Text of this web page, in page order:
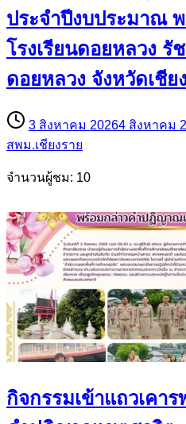
ประจำปีงบประมาณ
โรงเรียนดอยหลวง รั
ดอยหลวง จังหวัดเชีย
3 สิงหาคม 20264 สิงหาคม
สพม.เชียงราย
จำนวนผู้ชม: 10
กิจกรรมเข้าแถวเคา